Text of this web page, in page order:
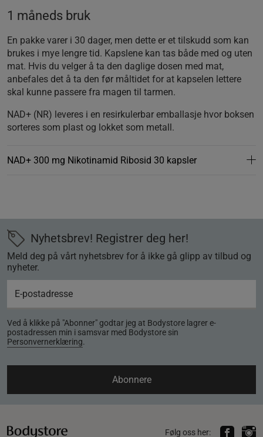
1 måneds bruk
En pakke varer i 30 dager, men dette er et tilskudd som kan
brukes i mye lengre tid. Kapslene kan tas både med og uten
mat. Hvis du velger å ta den daglige dosen med mat,
anbefales det å ta den før måltidet for at kapselen lettere
skal kunne passere fra magen til tarmen.
NAD+ (NR) leveres i en resirkulerbar emballasje hvor boksen
sorteres som plast og lokket som metall.
NAD+ 300 mg Nikotinamid Ribosid 30 kapsler
Nyhetsbrev! Registrer deg her!
Meld deg på vårt nyhetsbrev for å ikke gå glipp av tilbud og
nyheter.
Ved å klikke på "Abonner" godtar jeg at Bodystore lagrer e-
postadressen min i samsvar med Bodystore sin
Personvernerklæring.
Abonnere
Følg oss her: